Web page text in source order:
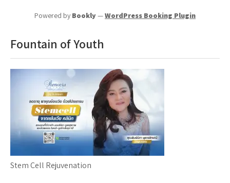
Powered by Bookly—WordPress Booking Plugin
Fountain of Youth
Stem Cell Rejuvenation